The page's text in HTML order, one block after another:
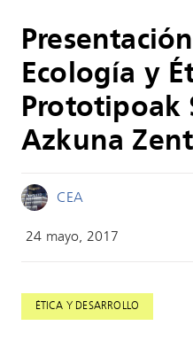
Ecología y
Prototipoak
Azkuna
CEA
24 mayo, 2017
ÉTICA Y DESARROLLO